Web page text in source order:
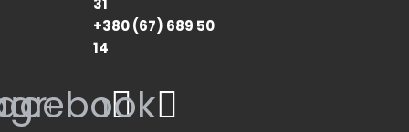
+380 (67) 689 50
14